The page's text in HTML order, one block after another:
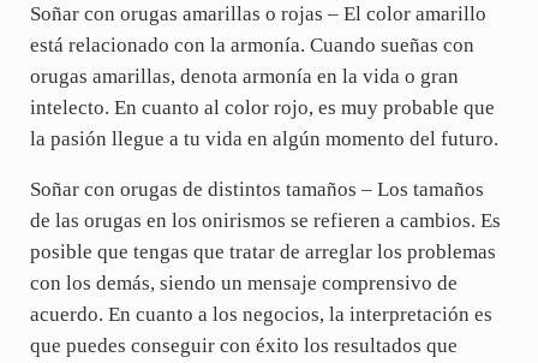
Soñar con orugas amarillas o rojas – El color amarillo
está relacionado con la armonía. Cuando sueñas con
orugas amarillas, denota armonía en la vida o gran
intelecto. En cuanto al color rojo, es muy probable que
la pasión llegue a tu vida en algún momento del futuro.
Soñar con orugas de distintos tamaños – Los tamaños
de las orugas en los onirismos se refieren a cambios. Es
posible que tengas que tratar de arreglar los problemas
con los demás, siendo un mensaje comprensivo de
acuerdo. En cuanto a los negocios, la interpretación es
que puedes conseguir con éxito los resultados que